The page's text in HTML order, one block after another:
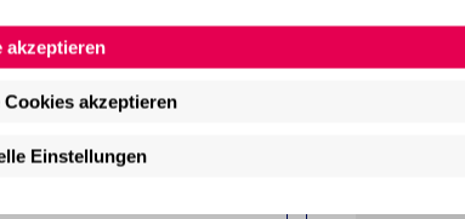
akzeptieren
akzeptieren
Einstellungen